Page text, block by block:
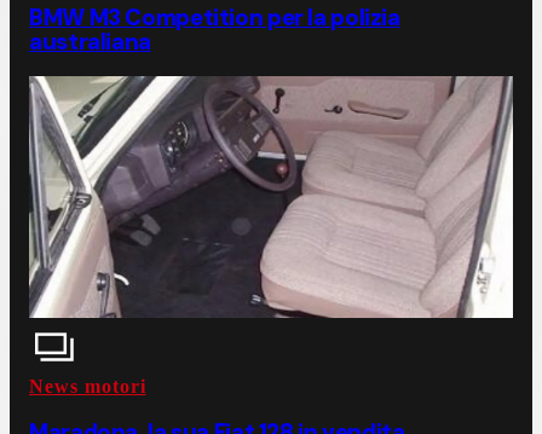
BMW M3 Competition per la polizia
australiana
News motori